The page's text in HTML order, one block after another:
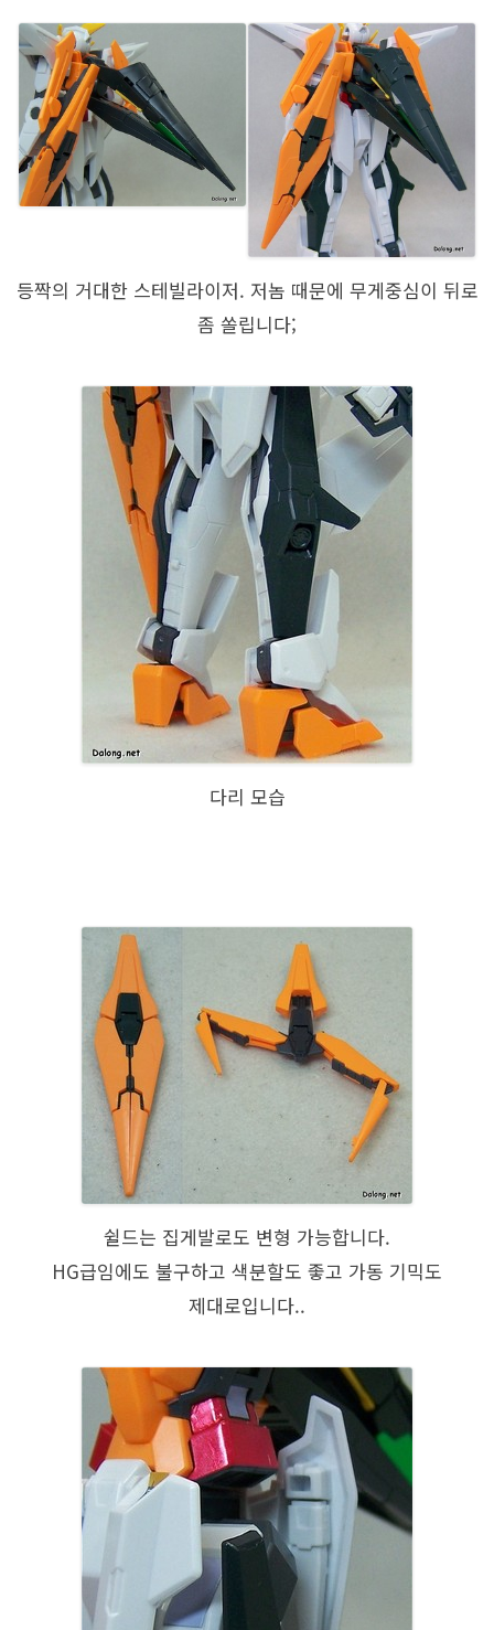
등짝의 거대한 스테빌라이저. 저놈 때문에 무게중심이 뒤로
좀 쏠립니다;
다리 모습
쉴드는 집게발로도 변형 가능합니다.
HG급임에도 불구하고 색분할도 좋고 가동 기믹도
제대로입니다..